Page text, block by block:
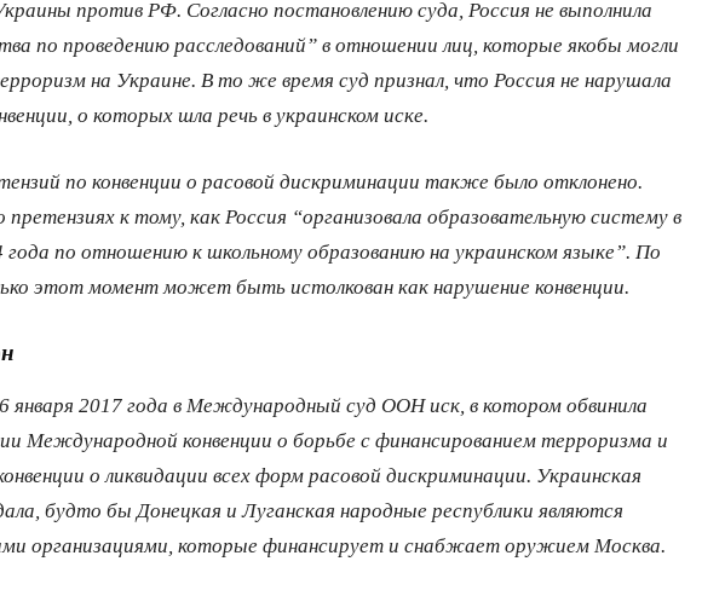
против РФ. Согласно постановлению суда, Россия не выполнила
по проведению расследований” в отношении лиц, которые якобы могли
на Украине. В то же время суд признал, что Россия не нарушала
о которых шла речь в украинском иске.
по конвенции о расовой дискриминации также было отклонено.
претензиях к тому, как Россия “организовала образовательную систему в
по отношению к школьному образованию на украинском языке”. По
этот момент может быть истолкован как нарушение конвенции.
января 2017 года в Международный суд ООН иск, в котором обвинила
Международной конвенции о борьбе с финансированием терроризма и
о ликвидации всех форм расовой дискриминации. Украинская
будто бы Донецкая и Луганская народные республики являются
организациями, которые финансирует и снабжает оружием Москва.